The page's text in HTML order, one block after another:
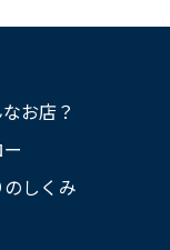
お店？
しくみ